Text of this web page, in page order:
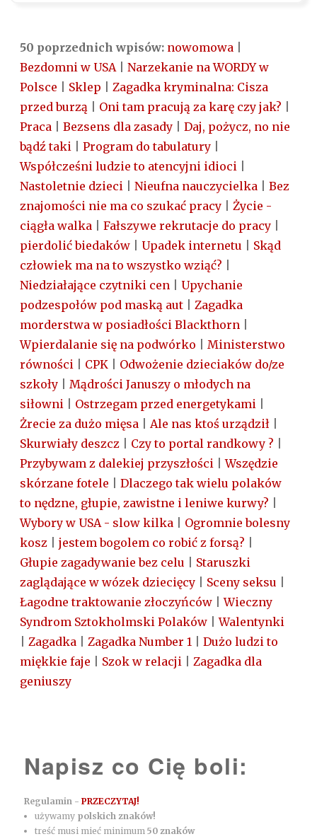
50 poprzednich wpisów: nowomowa
Bezdomni w USA| Narzekanie na WORDY w
Polsce
Sklep
Zagadka kryminalna: Cisza
przed burzą
Oni tam pracują za karę czy jak?
Praca
Bezsens dla zasady
Daj, pożycz, no nie
bądź taki
Program do tabulatury
Współcześni ludzie to atencyjni idioci
Nastoletnie dzieci
Nieufna nauczycielka
Bez
znajomości nie ma co szukać pracy
Życie -
ciągła walka
Fałszywe rekrutacje do pracy
pierdolić biedaków
Upadek internetu
Skąd
człowiek ma na to wszystko wziąć?
Niedziałające czytniki cen
Upychanie
podzespołów pod maską aut
Zagadka
morderstwa w posiadłości Blackthorn
Wpierdalanie się na podwórko
Ministerstwo
równości
CPK
Odwożenie dzieciaków do/ze
szkoły
Mądrości Januszy o młodych na
siłowni
Ostrzegam przed energetykami
Żrecie za dużo mięsa
Ale nas ktoś urządził
Skurwiały deszcz
Czy to portal randkowy ?
Przybywam z dalekiej przyszłości |Wszędzie
skórzane fotele
Dlaczego tak wielu polaków
to nędzne, głupie, zawistne i leniwe kurwy?
Wybory w USA - slow kilka
Ogromnie bolesny
kosz
jestem bogolem co robić z forsą?
Głupie zagadywanie bez celu
Staruszki
zaglądające w wózek dziecięcy
Sceny seksu
Łagodne traktowanie złoczyńców |Wieczny
Syndrom Sztokholmski Polaków |Walentynki
Zagadka Zagadka Number 1
Dużo ludzi to
miękkie faje
Szok w relacji
Zagadka dla
geniuszy
Napisz co Cię boli:
Regulamin -PRZECZYTAJ!
używamy polskich znaków!
treść musi mieć minimum50 znaków